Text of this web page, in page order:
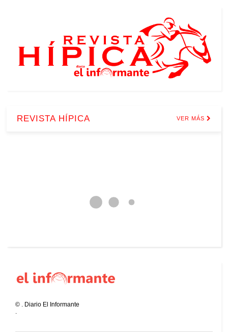
REVISTA HÍPICA VER MÁS
© . Diario El Informante
.